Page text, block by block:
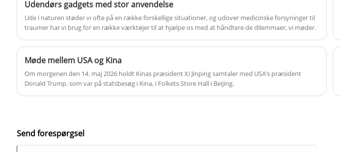
Udendørs gadgets med stor anvendelse
Ude i naturen støder vi ofte på en række forskellige situationer, og udover medicinske forsyninger til
traumer har vi brug for en række værktøjer til at hjælpe os med at håndtere de dilemmaer, vi møder.
Møde mellem USA og Kina
Om morgenen den 14. maj 2026 holdt Kinas præsident Xi Jinping samtaler med USA's præsident
Donald Trump, som var på statsbesøg i Kina, i Folkets Store Hall i Beijing.
Send forespørgsel